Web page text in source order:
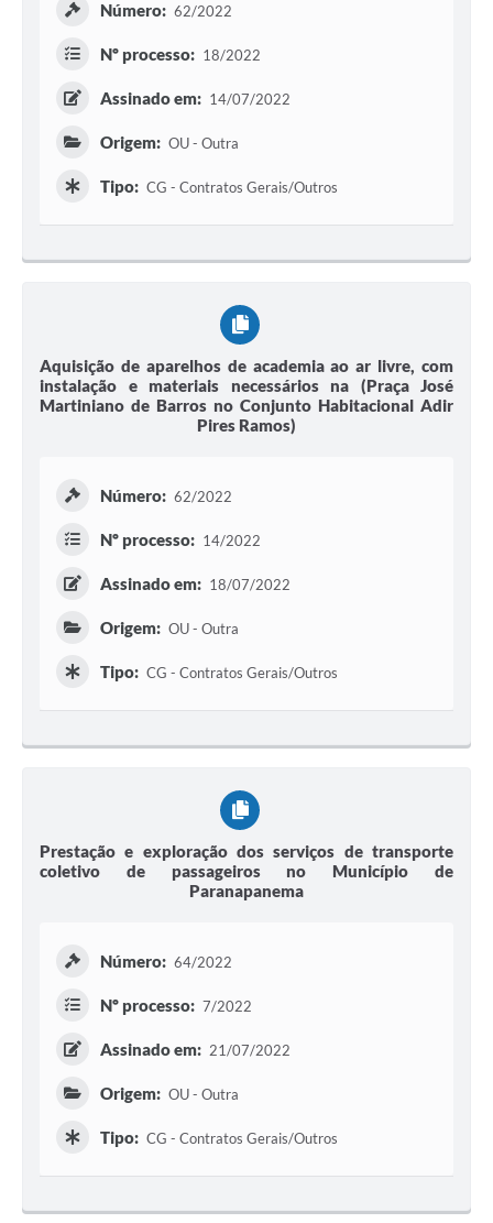
Número: 62/2022
Nº processo: 18/2022
Assinado em: 14/07/2022
Origem: OU - Outra
Tipo: CG - Contratos Gerais/Outros
Aquisição de aparelhos de academia ao ar livre, com
instalação e materiais necessários na (Praça José
Martiniano de Barros no Conjunto Habitacional Adir
Pires Ramos)
Número: 62/2022
Nº processo: 14/2022
Assinado em: 18/07/2022
Origem: OU - Outra
Tipo: CG - Contratos Gerais/Outros
Prestação e exploração dos serviços de transporte
coletivo de passageiros no Município de
Paranapanema
Número: 64/2022
Nº processo: 7/2022
Assinado em: 21/07/2022
Origem: OU - Outra
Tipo: CG - Contratos Gerais/Outros